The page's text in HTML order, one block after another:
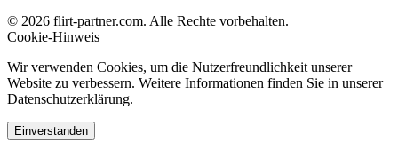
© 2026 flirt-partner.com. Alle Rechte vorbehalten.
Cookie-Hinweis
Wir verwenden Cookies, um die Nutzerfreundlichkeit unserer
Website zu verbessern. Weitere Informationen finden Sie in unserer
Datenschutzerklärung.
Einverstanden